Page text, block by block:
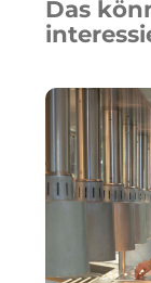
sind
und
Das